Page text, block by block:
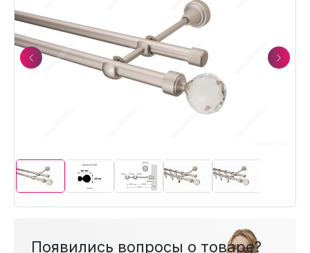
Previous Next
Появились вопросы о товаре?